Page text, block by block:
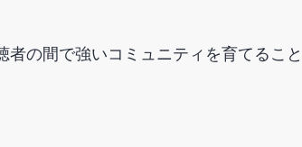
の間で強いコミュニティを育てること